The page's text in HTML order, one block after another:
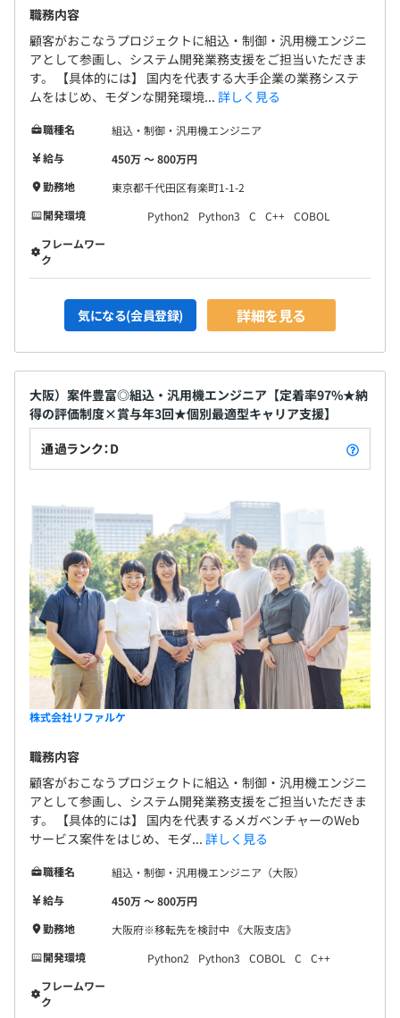
職務内容
顧客がおこなうプロジェクトに組込・制御・汎用機エンジニ
アとして参画し、システム開発業務支援をご担当いただきま
す。 【具体的には】 国内を代表する大手企業の業務システ
ムをはじめ、モダンな開発環境... 詳しく見る
職種名
組込・制御・汎用機エンジニア
給与
450万 〜 800万円
勤務地
東京都千代田区有楽町1-1-2
開発環境
Python2 Python3 C C++ COBOL
フレームワー
ク
気になる(会員登録) 詳細を見る
大阪）案件豊富◎組込・汎用機エンジニア【定着率97%★納
得の評価制度×賞与年3回★個別最適型キャリア支援】
通過ランク：D
株式会社リファルケ
職務内容
顧客がおこなうプロジェクトに組込・制御・汎用機エンジニ
アとして参画し、システム開発業務支援をご担当いただきま
す。 【具体的には】 国内を代表するメガベンチャーのWeb
サービス案件をはじめ、モダ... 詳しく見る
職種名
組込・制御・汎用機エンジニア（大阪）
給与
450万 〜 800万円
勤務地
大阪府※移転先を検討中 《大阪支店》
開発環境
Python2 Python3 COBOL C
C++
フレームワー
ク